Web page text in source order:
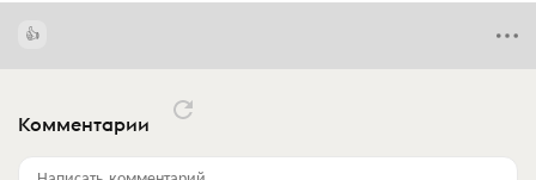
Комментарии